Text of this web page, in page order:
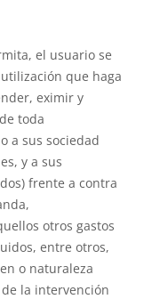
el usuario se
que haga
eximir y
toda
a sus sociedad
y a sus
frente a contra
otros gastos
entre otros,
o naturaleza
la intervención